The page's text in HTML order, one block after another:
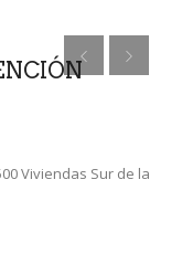
Viviendas Sur de la